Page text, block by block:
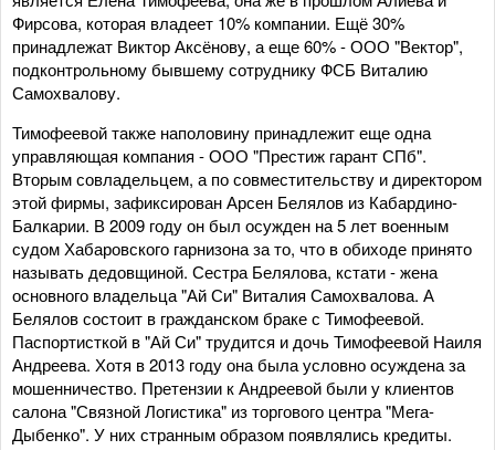
Фирсова, которая владеет 10% компании. Ещё 30%
принадлежат Виктор Аксёнову, а еще 60% - ООО "Вектор",
подконтрольному бывшему сотруднику ФСБ Виталию
Самохвалову.
Тимофеевой также наполовину принадлежит еще одна
управляющая компания - ООО "Престиж гарант СПб".
Вторым совладельцем, а по совместительству и директором
этой фирмы, зафиксирован Арсен Белялов из Кабардино-
Балкарии. В 2009 году он был осужден на 5 лет военным
судом Хабаровского гарнизона за то, что в обиходе принято
называть дедовщиной. Сестра Белялова, кстати - жена
основного владельца "Ай Си" Виталия Самохвалова. А
Белялов состоит в гражданском браке с Тимофеевой.
Паспортисткой в "Ай Си" трудится и дочь Тимофеевой Наиля
Андреева. Хотя в 2013 году она была условно осуждена за
мошенничество. Претензии к Андреевой были у клиентов
салона "Связной Логистика" из торгового центра "Мега-
Дыбенко". У них странным образом появлялись кредиты.